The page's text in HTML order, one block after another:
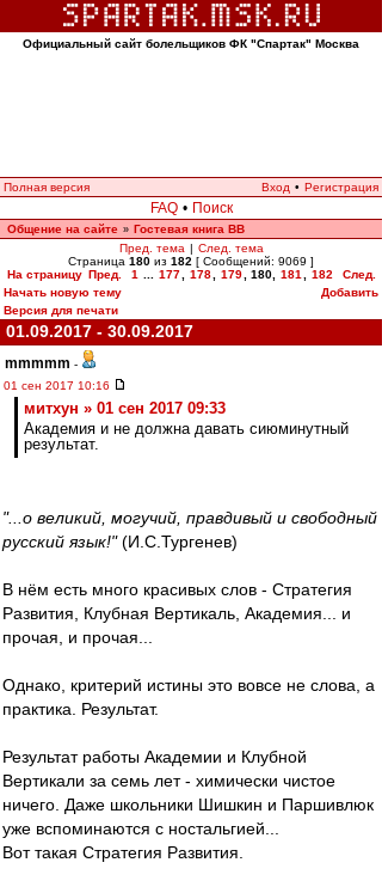
Официальный сайт болельщиков ФК "Спартак" Москва
Полная версия Вход • Регистрация
FAQ • Поиск
Общение на сайте » Гостевая книга ВВ
Пред. тема | След. тема
Страница 180 из 182 [ Сообщений: 9069 ]
На страницу Пред. 1 177 178 179 180, 181 182
След.
Начать новую тему
Добавить
Версия для печати
01.09.2017 - 30.09.2017
mmmmm -
01 сен 2017 10:16
митхун » 01 сен 2017 09:33
Академия и не должна давать сиюминутный
результат.
"...о великий, могучий, правдивый и свободный
русский язык!"(И.С.Тургенев)
В нём есть много красивых слов - Стратегия
Развития, Клубная Вертикаль, Академия... и
прочая, и прочая...
Однако, критерий истины это вовсе не слова, а
практика. Результат.
Результат работы Академии и Клубной
Вертикали за семь лет - химически чистое
ничего. Даже школьники Шишкин и Паршивлюк
уже вспоминаются с ностальгией...
Вот такая Стратегия Развития.